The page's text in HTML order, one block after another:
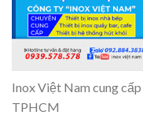
Inox Việt Nam cung
TPHCM